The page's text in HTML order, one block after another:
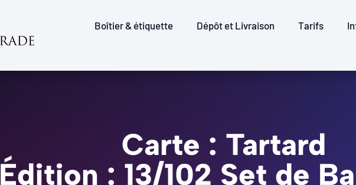
Boîtier & étiquette Dépôt et Livraison Tarifs
Carte : Tartard
Édition : 13/102 Set de